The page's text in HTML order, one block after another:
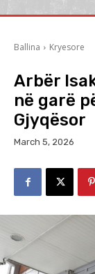
Ballina Kryesore
Arbër
në garë
Gjyqësor
March 5, 2026